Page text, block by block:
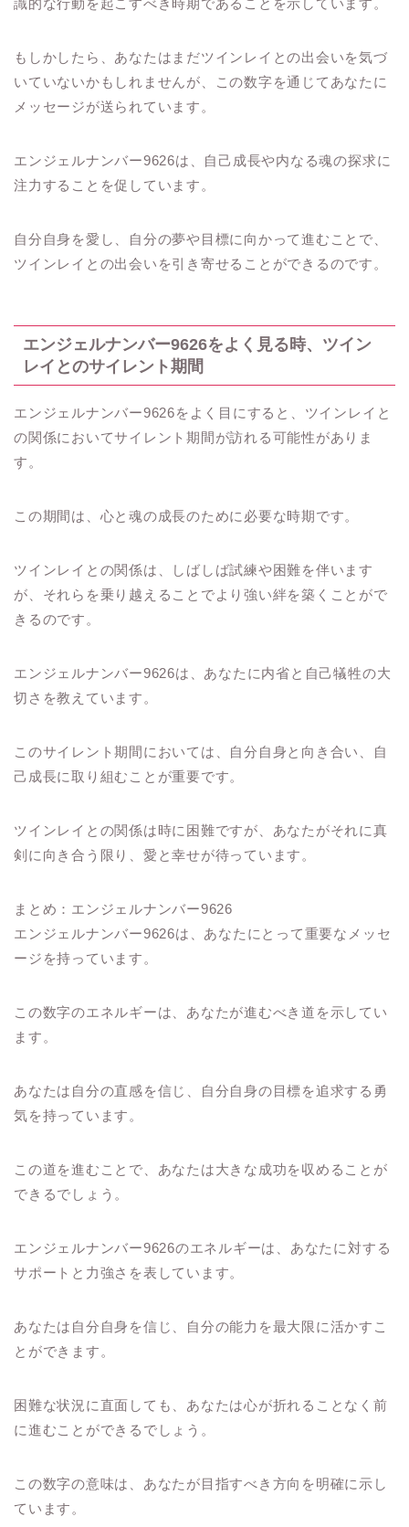
もしかしたら、あなたはまだツインレイとの出会いを気づ
いていないかもしれませんが、この数字を通じてあなたに
メッセージが送られています。
エンジェルナンバー9626は、自己成長や内なる魂の探求に
注力することを促しています。
自分自身を愛し、自分の夢や目標に向かって進むことで、
ツインレイとの出会いを引き寄せることができるのです。
エンジェルナンバー9626をよく見る時、ツイン
レイとのサイレント期間
エンジェルナンバー9626をよく目にすると、ツインレイと
の関係においてサイレント期間が訪れる可能性がありま
す。
この期間は、心と魂の成長のために必要な時期です。
ツインレイとの関係は、しばしば試練や困難を伴います
が、それらを乗り越えることでより強い絆を築くことがで
きるのです。
エンジェルナンバー9626は、あなたに内省と自己犠牲の大
切さを教えています。
このサイレント期間においては、自分自身と向き合い、自
己成長に取り組むことが重要です。
ツインレイとの関係は時に困難ですが、あなたがそれに真
剣に向き合う限り、愛と幸せが待っています。
まとめ：エンジェルナンバー9626
エンジェルナンバー9626は、あなたにとって重要なメッセ
ージを持っています。
この数字のエネルギーは、あなたが進むべき道を示してい
ます。
あなたは自分の直感を信じ、自分自身の目標を追求する勇
気を持っています。
この道を進むことで、あなたは大きな成功を収めることが
できるでしょう。
エンジェルナンバー9626のエネルギーは、あなたに対する
サポートと力強さを表しています。
あなたは自分自身を信じ、自分の能力を最大限に活かすこ
とができます。
困難な状況に直面しても、あなたは心が折れることなく前
に進むことができるでしょう。
この数字の意味は、あなたが目指すべき方向を明確に示し
ています。